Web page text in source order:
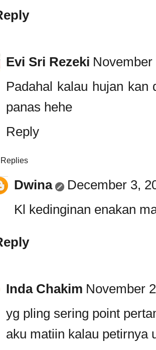
Evi Sri Rezeki
Padahal kalau hujan kan
panas hehe
Reply
Replies
Dwina
December 3,
Kl kedinginan enakan
Inda Chakim November
yg pling sering point
aku matiin kalau petirnya